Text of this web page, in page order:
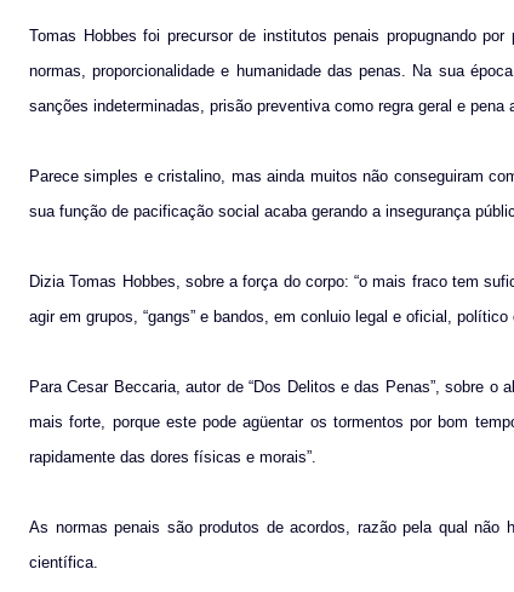
Tomas Hobbes foi precursor de institutos penais propugnando
normas, proporcionalidade e humanidade das penas. Na sua
sanções indeterminadas, prisão preventiva como regra geral e
Parece simples e cristalino, mas ainda muitos não conseguiram
sua função de pacificação social acaba gerando a insegurança
Dizia Tomas Hobbes, sobre a força do corpo: “o mais fraco tem
agir em grupos, “gangs” e bandos, em conluio legal e oficial, político
Para Cesar Beccaria, autor de “Dos Delitos e das Penas”, sobre
mais forte, porque este pode agüentar os tormentos por bom
rapidamente das dores físicas e morais”.
As normas penais são produtos de acordos, razão pela qual
científica.